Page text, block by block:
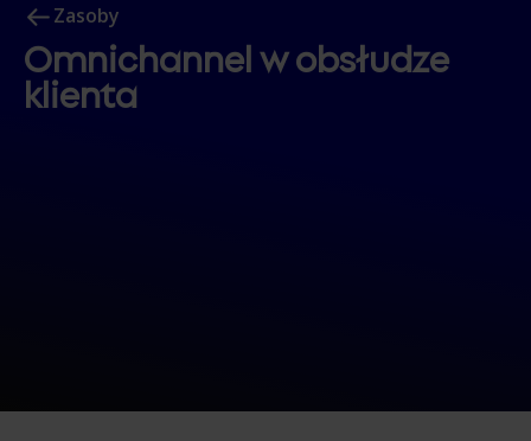
Zasoby
Omnichannel w obsłudze
klienta